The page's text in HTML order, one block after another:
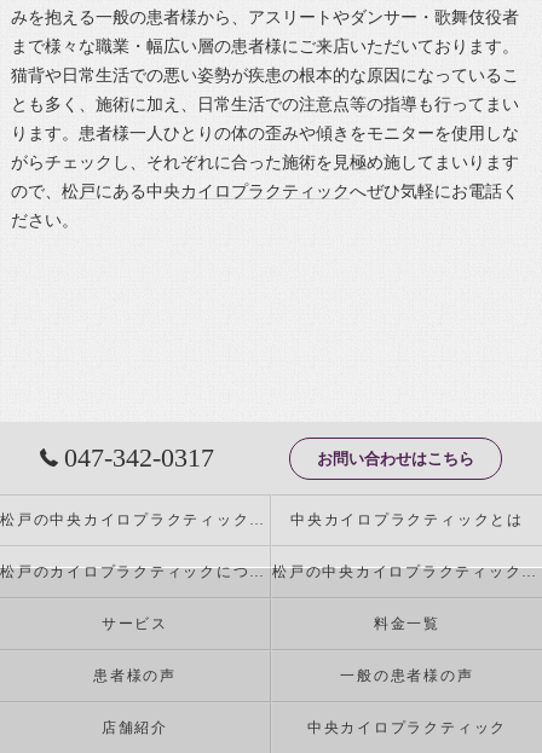
みを抱える一般の患者様から、アスリートやダンサー・歌舞伎役者
まで様々な職業・幅広い層の患者様にご来店いただいております。
猫背や日常生活での悪い姿勢が疾患の根本的な原因になっているこ
とも多く、施術に加え、日常生活での注意点等の指導も行ってまい
ります。患者様一人ひとりの体の歪みや傾きをモニターを使用しな
がらチェックし、それぞれに合った施術を見極め施してまいります
ので、 松戸にある中央カイロプラクティックへぜひ気軽にお電話く
ださい。
047-342-0317 お問い合わせはこちら
松戸の中央カイロプラクティックの特徴 中央カイロプラクティックとは
松戸のカイロプラクティックについて 松戸の中央カイロプラクティックが行う施術とは
サービス 料金一覧
患者様の声 一般の患者様の声
店舗紹介 中央カイロプラクティック